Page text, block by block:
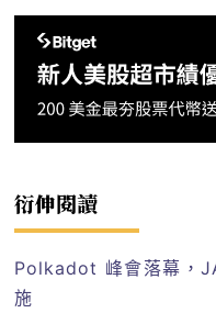
衍伸閱讀
Polkadot 峰會落幕，
施